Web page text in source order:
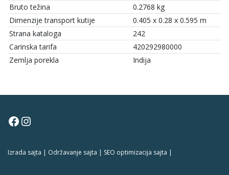
Bruto težina
0.2768 kg
Dimenzije transport kutije
0.405 x 0.28 x 0.595 m
Strana kataloga
242
Carinska tarifa
420292980000
Zemlja porekla
Indija
Facebook
Instagram
Izrada sajta | Održavanje sajta | SEO optimizacija sajta |